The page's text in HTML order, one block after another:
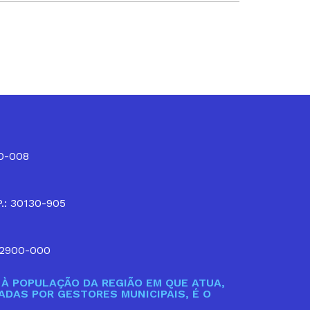
008
30130-905
000
POPULAÇÃO DA REGIÃO EM QUE ATUA,
POR GESTORES MUNICIPAIS, É O